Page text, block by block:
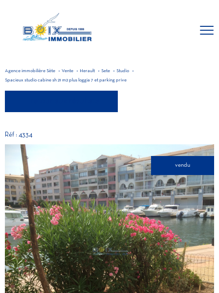
Agence immobilière Sète Vente Herault Sete Studio
Spacieux studio cabine sh 21 m2 plus loggia 7 et parking prive
Réf : 4334
vendu